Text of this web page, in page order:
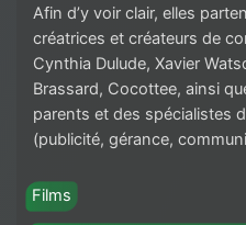
Afin d’y voir clair, elles
créatrices et créateurs de
Cynthia Dulude, Xavier
Brassard, Cocottee, ainsi
parents et des spécialistes
(publicité, gérance,
Films